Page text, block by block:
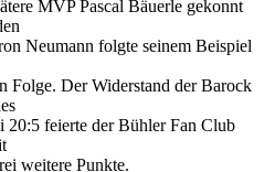
MVP Pascal Bäuerle gekonnt
Neumann folgte seinem Beispiel
Folge. Der Widerstand der Barock
20:5 feierte der Bühler Fan Club
weitere Punkte.